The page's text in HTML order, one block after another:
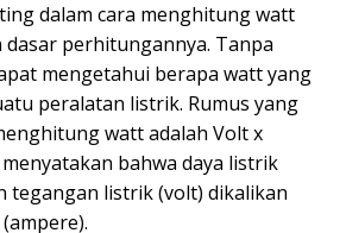
dalam cara menghitung watt
perhitungannya. Tanpa
mengetahui berapa watt yang
peralatan listrik. Rumus yang
watt adalah Volt x
bahwa daya listrik
tegangan listrik (volt) dikalikan